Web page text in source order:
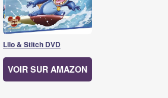
Lilo & Stitch DVD
VOIR SUR AMAZON